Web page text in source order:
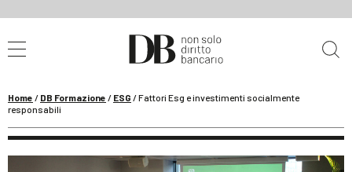
Home / DB Formazione / ESG /Fattori Esg e investimenti socialmente
responsabili